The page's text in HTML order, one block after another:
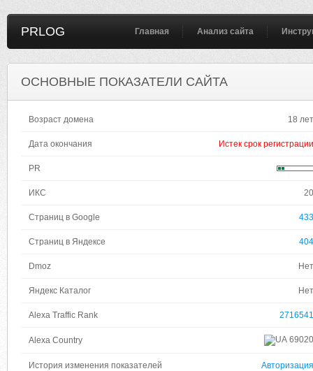
PRLOG Главная Анализ сайта
ОСНОВНЫЕ ПОКАЗАТЕЛИ САЙТА
Возраст домена 18 лет
Дата окончания Истек срок регистрации
PR
ИКС 20
Страниц в Google 433
Страниц в Яндексе 404
Dmoz Нет
Яндекс Каталог Нет
Alexa Traffic Rank 2716541
Alexa Country 69020
История изменения показателей Авторизация